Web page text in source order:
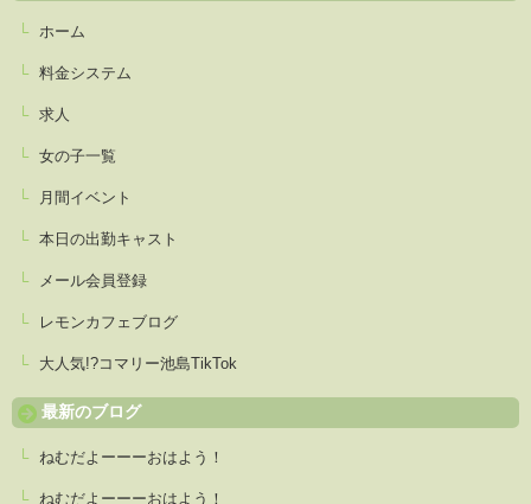
ホーム
料金システム
求人
女の子一覧
月間イベント
本日の出勤キャスト
メール会員登録
レモンカフェブログ
大人気!?コマリー池島TikTok
最新のブログ
ねむだよーーーおはよう！
ねむだよーーーおはよう！